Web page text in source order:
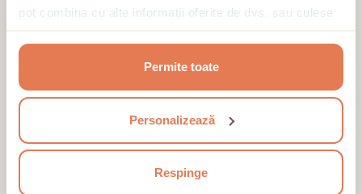
pot combina cu alte informații oferite de dvs. sau culese
Permite toate
Personalizează
Respinge
pava drumul către tine, către ce-ți lipsește și ce
o viață trăită bine atât în interior, cât și în
Educația și profilul psihoterapeutului
Eu sunt Ioana, psiholog și psihoterapeut, fiind
formată în Psihoterapie Experiențială Focalizată
pe Emoții - EFT (București), cu specializare în
Psihologia Traumei. Abordarea mea este